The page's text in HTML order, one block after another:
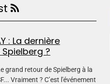
: La dernière
?
grand retour de Spielberg à la
Vraiment ? C’est l'événement